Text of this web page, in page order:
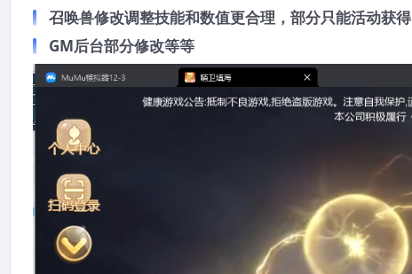
召唤兽修改调整技能和数值更合理，部分只能活动获得
GM后台部分修改等等